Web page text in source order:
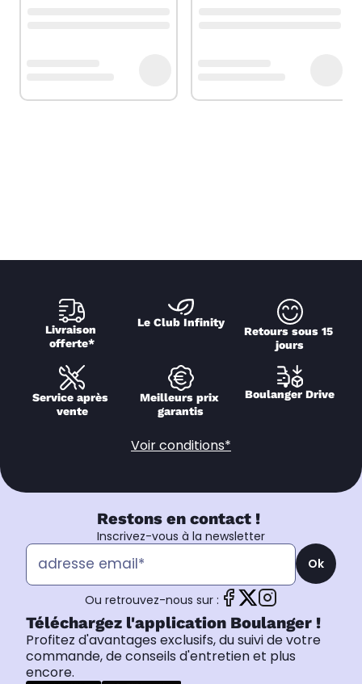
Livraison
offerte*
Le Club Infinity
Retours sous 15
jours
Service après
vente
Meilleurs prix
garantis
Boulanger Drive
Voir conditions*
Restons en contact !
Inscrivez-vous à la newsletter
Ok
Ou retrouvez-nous sur :
Téléchargez l'application Boulanger !
Profitez d'avantages exclusifs, du suivi de votre
commande, de conseils d'entretien et plus
encore.